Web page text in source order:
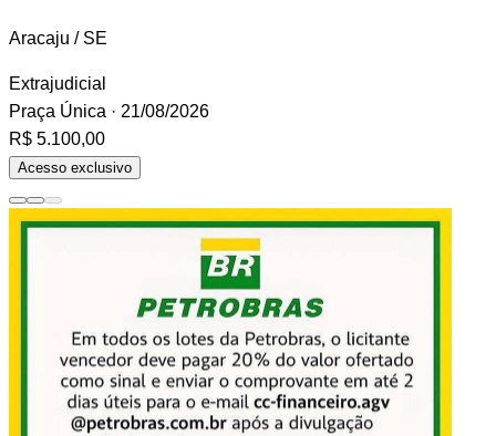
Aracaju / SE
Extrajudicial
Praça Única · 21/08/2026
R$ 5.100,00
Acesso exclusivo